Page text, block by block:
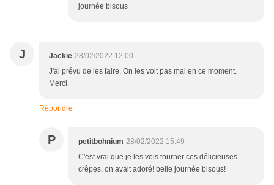
journée bisous
J Jackie 28/02/2022 12:00
J'ai prévu de les faire. On les voit pas mal en ce moment.
Merci.
Répondre
P petitbohnium 28/02/2022 15:49
C'est vrai que je les vois tourner ces délicieuses
crêpes, on avait adoré! belle journée bisous!